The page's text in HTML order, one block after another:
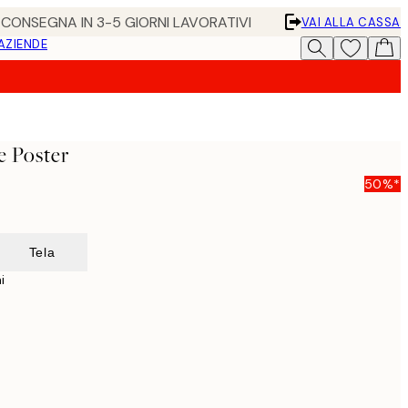
IN 3-5 GIORNI LAVORATIVI
VAI ALLA CASSA
Poster
50%*
Tela